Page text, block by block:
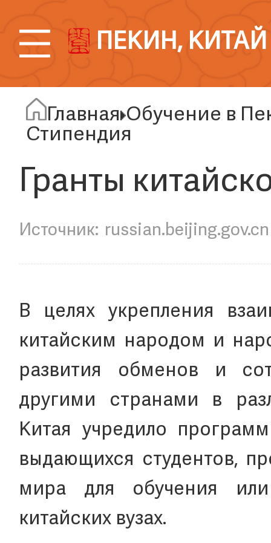
ПЕКИН, КИТАЙ
Главная Обучение в
Стипендия
Гранты
russian.beijing.gov.cn
В целях укрепления
китайским народом и
развития обменов и
другими странами в
Китая учредило
выдающихся студентов,
мира для обучения
китайских вузах.